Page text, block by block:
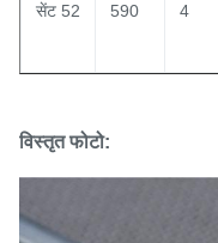
सेंट 52 590 4
विस्तृत फोटो: